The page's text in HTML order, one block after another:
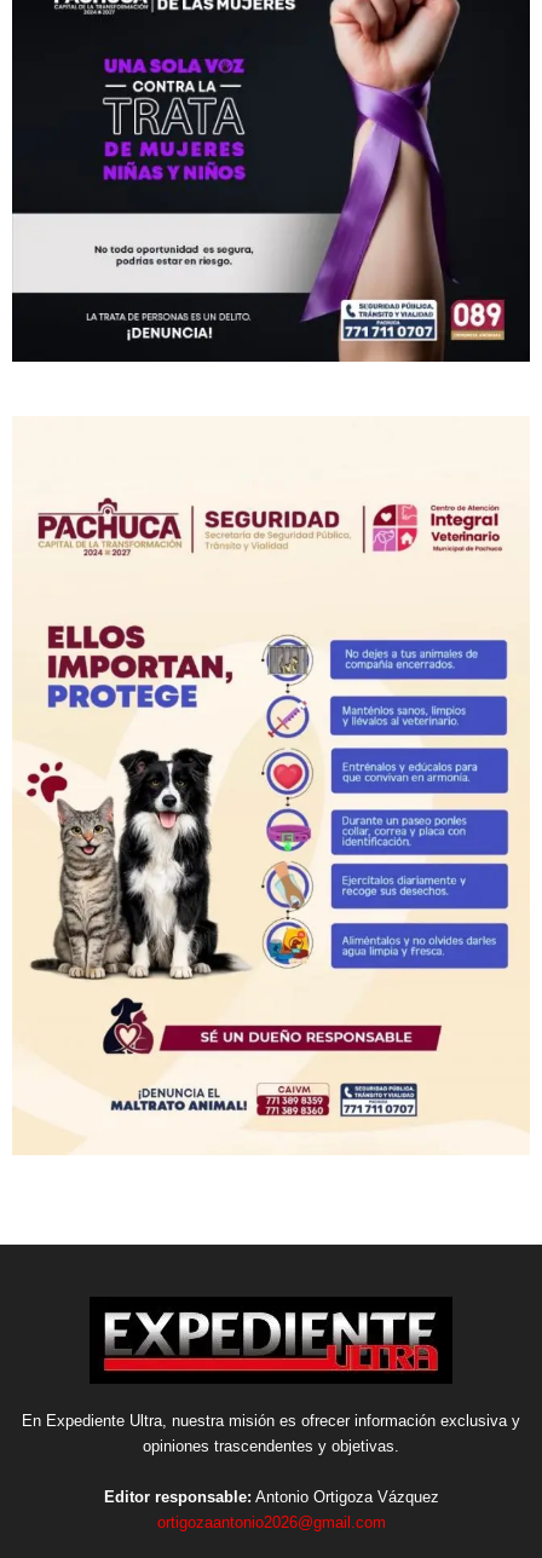
En Expediente Ultra, nuestra misión es ofrecer información exclusiva y
opiniones trascendentes y objetivas.
Editor responsable: Antonio Ortigoza Vázquez
ortigozaantonio2026@gmail.com